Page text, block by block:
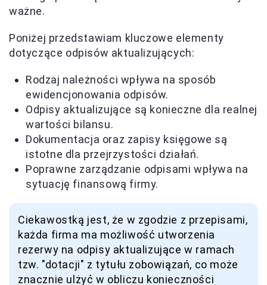
ważne.
Poniżej przedstawiam kluczowe elementy
dotyczące odpisów aktualizujących:
Rodzaj należności wpływa na sposób
ewidencjonowania odpisów.
Odpisy aktualizujące są konieczne dla realnej
wartości bilansu.
Dokumentacja oraz zapisy księgowe są
istotne dla przejrzystości działań.
Poprawne zarządzanie odpisami wpływa na
sytuację finansową firmy.
Ciekawostką jest, że w zgodzie z przepisami,
każda firma ma możliwość utworzenia
rezerwy na odpisy aktualizujące w ramach
tzw. "dotacji" z tytułu zobowiązań, co może
znacznie ulżyć w obliczu konieczności